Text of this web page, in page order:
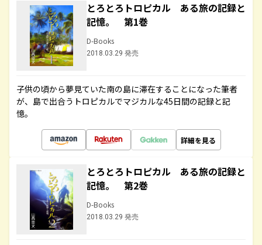
とろとろトロピカル ある旅の記録と
記憶。 第1巻
D-Books
2018.03.29 発売
子供の頃から夢見ていた南の島に滞在することになった筆者
が、島で出合うトロピカルでマジカルな45日間の記録と記
憶。
詳細を見る
とろとろトロピカル ある旅の記録と
記憶。 第2巻
D-Books
2018.03.29 発売